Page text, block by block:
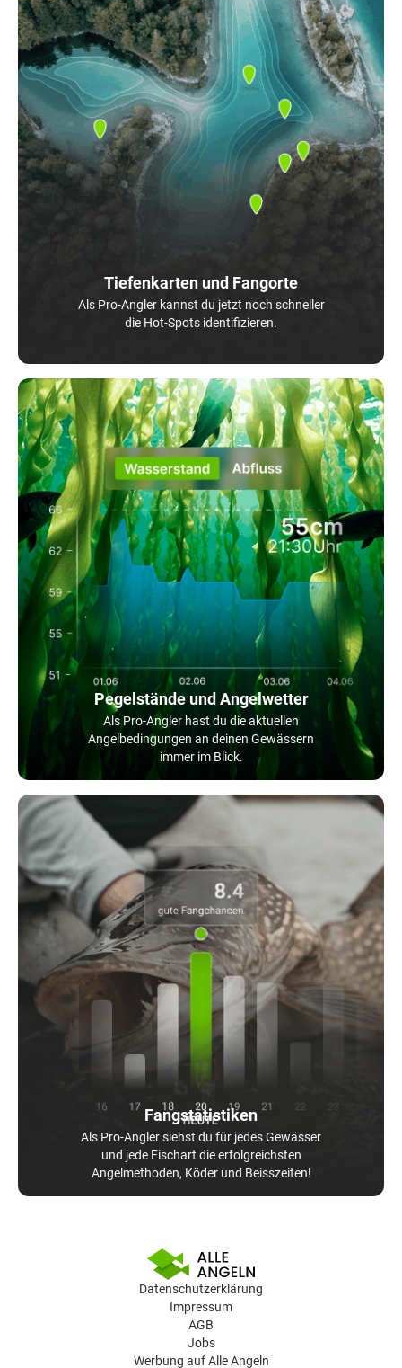
Tiefenkarten und Fangorte
Als Pro-Angler kannst du jetzt noch schneller
die Hot-Spots identifizieren.
Pegelstände und Angelwetter
Als Pro-Angler hast du die aktuellen
Angelbedingungen an deinen Gewässern
immer im Blick.
Fangstatistiken
Als Pro-Angler siehst du für jedes Gewässer
und jede Fischart die erfolgreichsten
Angelmethoden, Köder und Beisszeiten!
Datenschutzerklärung
Impressum
AGB
Jobs
Werbung auf Alle Angeln